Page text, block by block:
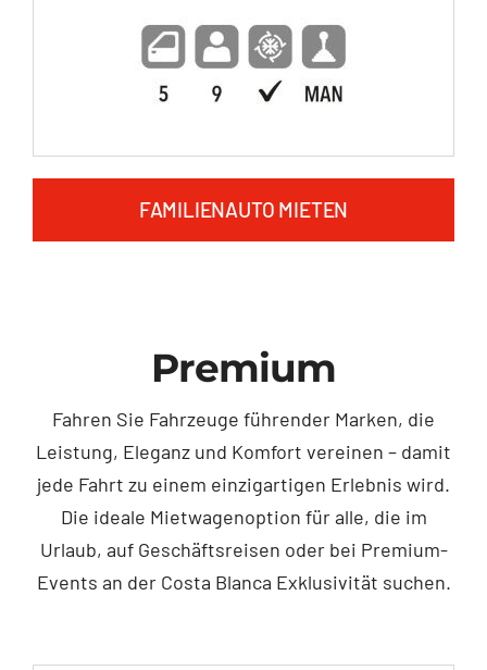
FAMILIENAUTO MIETEN
Premium
Fahren Sie Fahrzeuge führender Marken, die
Leistung, Eleganz und Komfort vereinen – damit
jede Fahrt zu einem einzigartigen Erlebnis wird.
Die ideale Mietwagenoption für alle, die im
Urlaub, auf Geschäftsreisen oder bei Premium-
Events an der Costa Blanca Exklusivität suchen.